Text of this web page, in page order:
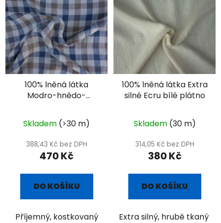
100% lněná látka
Modro-hnědo-
Skladem (>30 m)
388,43 Kč bez DPH
470 Kč
DO KOŠÍKU
Příjemný, kostkovaný
100% lněná látka Extra
silné Ecru bílé plátno
Skladem (30 m)
314,05 Kč bez DPH
380 Kč
DO KOŠÍKU
Extra silný, hrubě tkaný